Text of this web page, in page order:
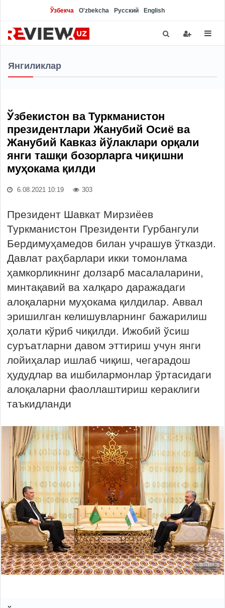
Ўзбекча O'zbekcha Русский English
Янгиликлар
Ўзбекистон ва Туркманистон
президентлари Жанубий Осиё ва
Жанубий Кавказ йўлаклари орқали
янги ташқи бозорларга чиқишни
муҳокама қилди
6.08.2021 10:19 303
Президент Шавкат Мирзиёев
Туркманистон Президенти Гурбангули
Бердимуҳамедов билан учрашув ўтказди.
Давлат раҳбарлари икки томонлама
ҳамкорликнинг долзарб масалаларини,
минтақавий ва халқаро даражадаги
алоқаларни муҳокама қилдилар. Аввал
эришилган келишувларнинг бажарилиш
ҳолати кўриб чиқилди. Ижобий ўсиш
суръатларни давом эттириш учун янги
лойиҳалар ишлаб чиқиш, чегарадош
ҳудудлар ва ишбилармонлар ўртасидаги
алоқаларни фаоллаштириш кераклиги
таъкидланди